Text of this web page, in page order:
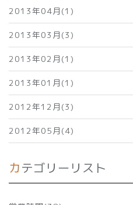
2013年04月(1)
2013年03月(3)
2013年02月(1)
2013年01月(1)
2012年12月(3)
2012年05月(4)
カテゴリーリスト